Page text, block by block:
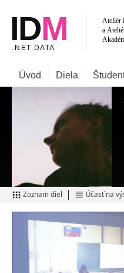
Úvod Diela
Zoznam diel Účasť na